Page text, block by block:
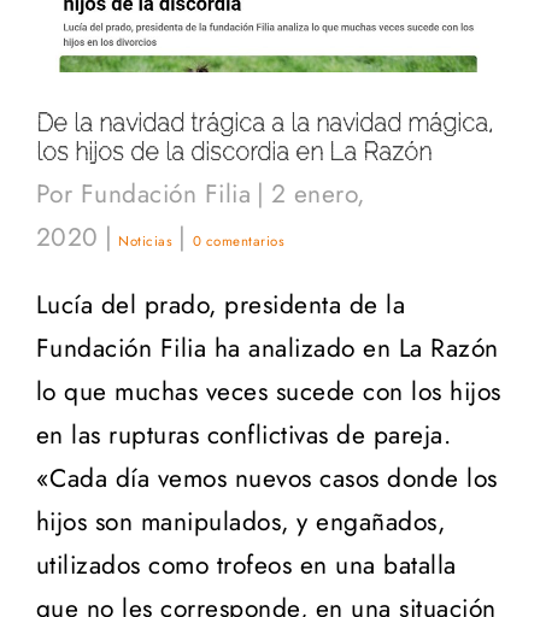
De la navidad trágica a la navidad mágica,
los hijos de la discordia en La Razón
Por Fundación Filia | 2 enero,
2020 | Noticias | 0 comentarios
Lucía del prado, presidenta de la
Fundación Filia ha analizado en La Razón
lo que muchas veces sucede con los hijos
en las rupturas conflictivas de pareja.
«Cada día vemos nuevos casos donde los
hijos son manipulados, y engañados,
utilizados como trofeos en una batalla
que no les corresponde, en una situación